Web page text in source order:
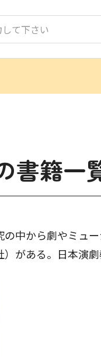
書籍一
中から劇やミュ
がある。日本演劇